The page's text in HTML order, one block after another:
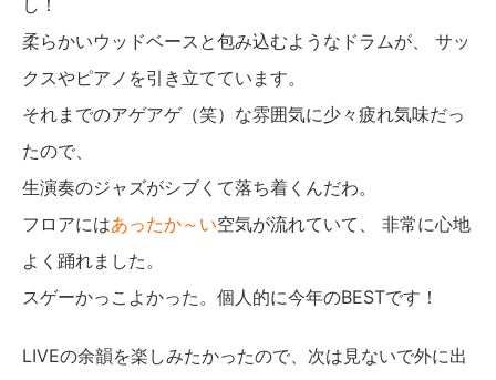
し！
柔らかいウッドベースと包み込むようなドラムが、 サッ
クスやピアノを引き立てています。
それまでのアゲアゲ（笑）な雰囲気に少々疲れ気味だっ
たので、
生演奏のジャズがシブくて落ち着くんだわ。
フロアにはあったか～い空気が流れていて、 非常に心地
よく踊れました。
スゲーかっこよかった。個人的に今年のBESTです！
LIVEの余韻を楽しみたかったので、次は見ないで外に出